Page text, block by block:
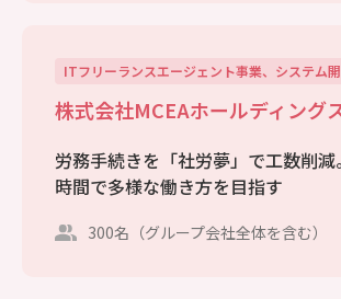
ITフリーランスエージェント事業、システム
株式会社MCEAホールディング
労務手続きを「社労夢」で工数削
時間で多様な働き方を目指す
300名（グループ会社全体を含む）